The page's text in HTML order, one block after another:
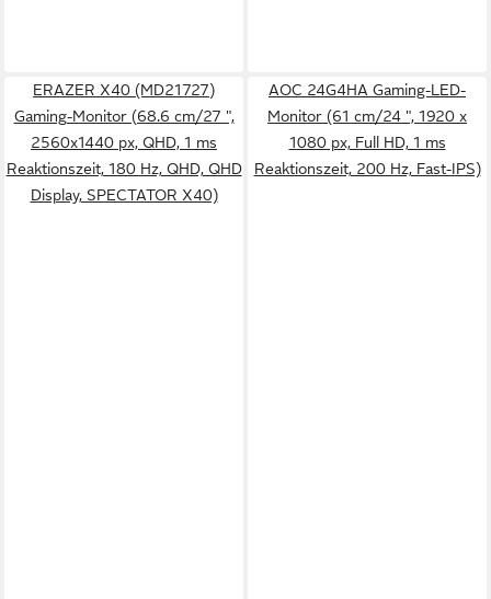
ERAZER X40 (MD21727)
Gaming-Monitor (68.6 cm/27 ",
2560x1440 px, QHD, 1 ms
Reaktionszeit, 180 Hz, QHD, QHD
Display, SPECTATOR X40)
AOC 24G4HA Gaming-LED-
Monitor (61 cm/24 ", 1920 x
1080 px, Full HD, 1 ms
Reaktionszeit, 200 Hz, Fast-IPS)